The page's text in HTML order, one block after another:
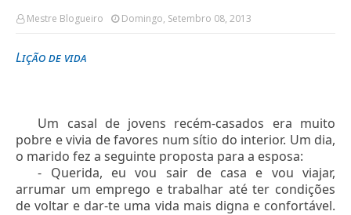
Mestre Blogueiro Domingo, Setembro 08, 2013
Lição de vida
Um casal de jovens recém-casados era muito
pobre e vivia de favores num sítio do interior. Um dia,
o marido fez a seguinte proposta para a esposa:
- Querida, eu vou sair de casa e vou viajar,
arrumar um emprego e trabalhar até ter condições
de voltar e dar-te uma vida mais digna e confortável.